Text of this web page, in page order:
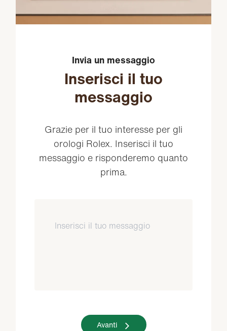
Invia un messaggio
Inserisci il tuo
messaggio
Grazie per il tuo interesse per gli
orologi Rolex. Inserisci il tuo
messaggio e risponderemo quanto
prima.
Avanti